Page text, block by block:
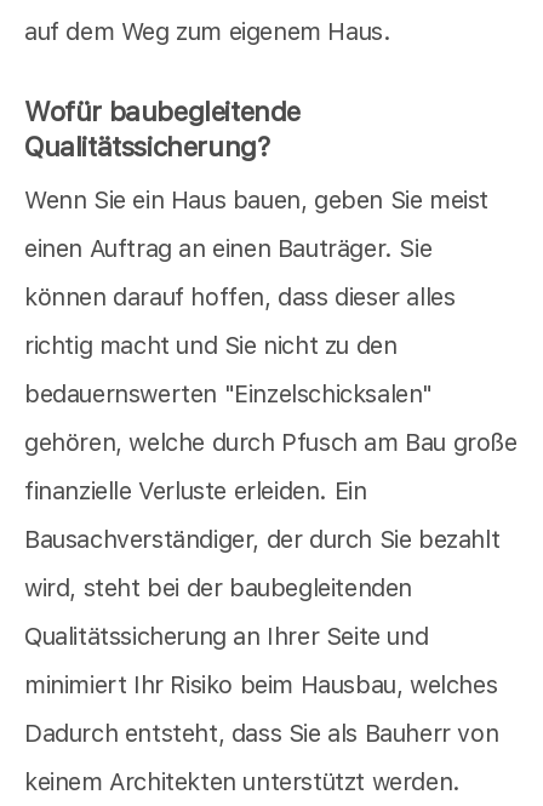
auf dem Weg zum eigenem Haus.
Wofür baubegleitende
Qualitätssicherung?
Wenn Sie ein Haus bauen, geben Sie meist
einen Auftrag an einen Bauträger. Sie
können darauf hoffen, dass dieser alles
richtig macht und Sie nicht zu den
bedauernswerten "Einzelschicksalen"
gehören, welche durch Pfusch am Bau große
finanzielle Verluste erleiden. Ein
Bausachverständiger, der durch Sie bezahlt
wird, steht bei der baubegleitenden
Qualitätssicherung an Ihrer Seite und
minimiert Ihr Risiko beim Hausbau, welches
Dadurch entsteht, dass Sie als Bauherr von
keinem Architekten unterstützt werden.